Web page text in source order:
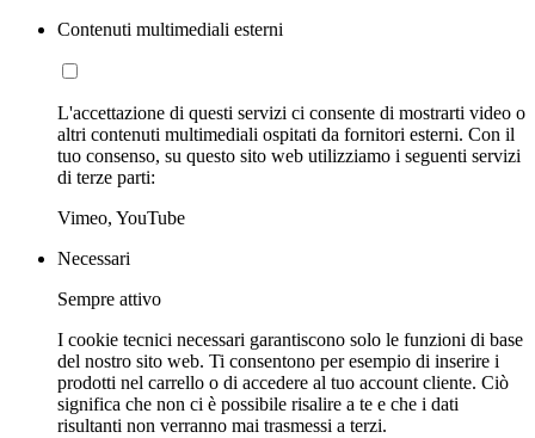
Contenuti multimediali esterni
L'accettazione di questi servizi ci consente di mostrarti video o
altri contenuti multimediali ospitati da fornitori esterni. Con il
tuo consenso, su questo sito web utilizziamo i seguenti servizi
di terze parti:
Vimeo, YouTube
Necessari
Sempre attivo
I cookie tecnici necessari garantiscono solo le funzioni di base
del nostro sito web. Ti consentono per esempio di inserire i
prodotti nel carrello o di accedere al tuo account cliente. Ciò
significa che non ci è possibile risalire a te e che i dati
risultanti non verranno mai trasmessi a terzi.